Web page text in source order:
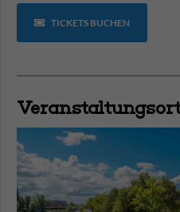
TICKETS BUCHEN